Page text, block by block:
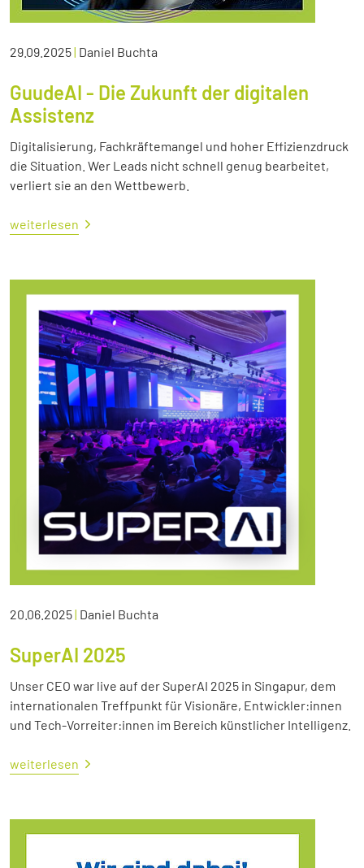
29.09.2025| Daniel Buchta
GuudeAI - Die Zukunft der digitalen
Assistenz
Digitalisierung, Fachkräftemangel und hoher Effizienzdruck
die Situation. Wer Leads nicht schnell genug bearbeitet,
verliert sie an den Wettbewerb.
weiterlesen
20.06.2025| Daniel Buchta
SuperAI 2025
Unser CEO war live auf der SuperAI 2025 in Singapur, dem
internationalen Treffpunkt für Visionäre, Entwickler:innen
und Tech-Vorreiter:innen im Bereich künstlicher Intelligenz.
weiterlesen